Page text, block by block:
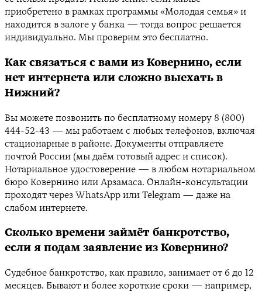
приобретено в рамках программы «Молодая семья» и
находится в залоге у банка — тогда вопрос решается
индивидуально. Мы проверим это бесплатно.
Как связаться с вами из Ковернино, если
нет интернета или сложно выехать в
Нижний?
Вы можете позвонить по бесплатному номеру 8 (800)
444-52-43 — мы работаем с любых телефонов, включая
стационарные в районе. Документы отправляете
почтой России (мы даём готовый адрес и список).
Нотариальное удостоверение — в любом нотариальном
бюро Ковернино или Арзамаса. Онлайн-консультации
проходят через WhatsApp или Telegram — даже на
слабом интернете.
Сколько времени займёт банкротство,
если я подам заявление из Ковернино?
Судебное банкротство, как правило, занимает от 6 до 12
месяцев. Бывают и более короткие сроки — например,